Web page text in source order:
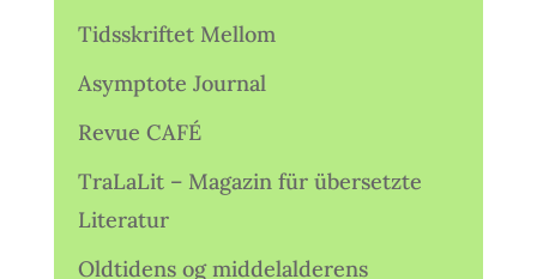
Tidsskriftet Mellom
Asymptote Journal
Revue CAFÉ
TraLaLit – Magazin für übersetzte
Literatur
Oldtidens og middelalderens